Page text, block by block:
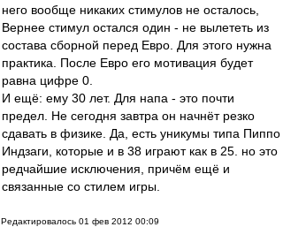
него вообще никаких стимулов не осталось,
Вернее стимул остался один - не вылететь из
состава сборной перед Евро. Для этого нужна
практика. После Евро его мотивация будет
равна цифре 0.
И ещё: ему 30 лет. Для напа - это почти
предел. Не сегодня завтра он начнёт резко
сдавать в физике. Да, есть уникумы типа Пиппо
Индзаги, которые и в 38 играют как в 25. но это
редчайшие исключения, причём ещё и
связанные со стилем игры.
Редактировалось 01 фев 2012 00:09